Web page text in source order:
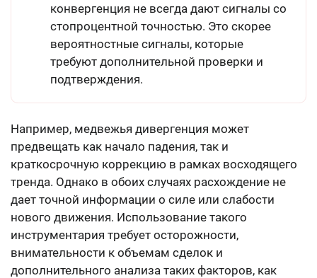
конвергенция не всегда дают сигналы со
стопроцентной точностью. Это скорее
вероятностные сигналы, которые
требуют дополнительной проверки и
подтверждения.
Например, медвежья дивергенция может
предвещать как начало падения, так и
краткосрочную коррекцию в рамках восходящего
тренда. Однако в обоих случаях расхождение не
дает точной информации о силе или слабости
нового движения. Использование такого
инструментария требует осторожности,
внимательности к объемам сделок и
дополнительного анализа таких факторов, как